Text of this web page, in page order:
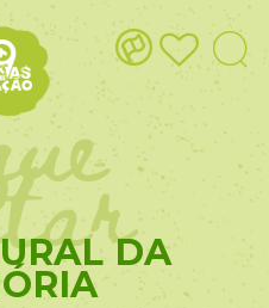
DA